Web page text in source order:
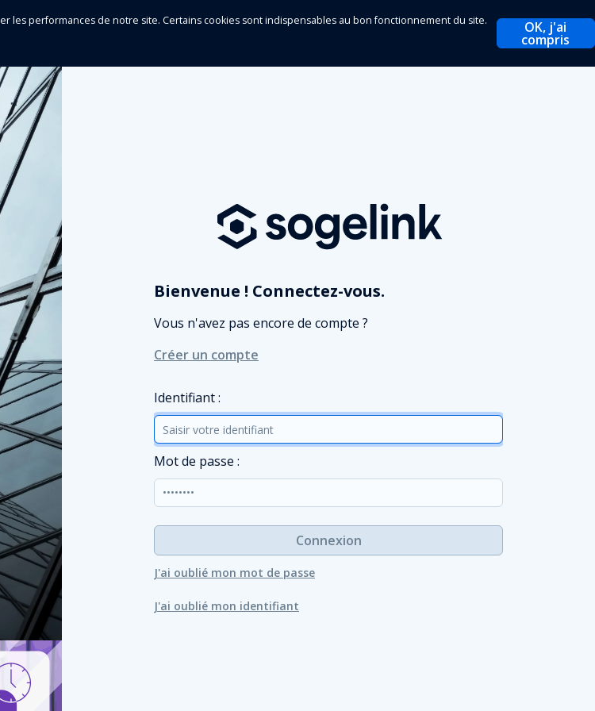
les performances de notre site. Certains cookies sont indispensables au bon fonctionnement du site.
OK, j'ai
compris
Bienvenue ! Connectez-vous.
Vous n'avez pas encore de compte ?
Créer un compte
Identifiant :
Mot de passe :
Connexion
J'ai oublié mon mot de passe
J'ai oublié mon identifiant